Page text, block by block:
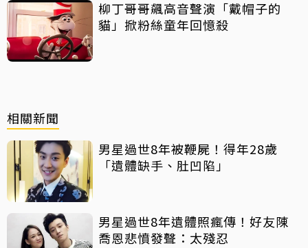
柳丁哥哥飆高音聲演「戴帽子的
貓」掀粉絲童年回憶殺
相關新聞
男星過世8年被鞭屍！得年28歲
「遺體缺手、肚凹陷」
男星過世8年遺體照瘋傳！好友陳
喬恩悲憤發聲：太殘忍